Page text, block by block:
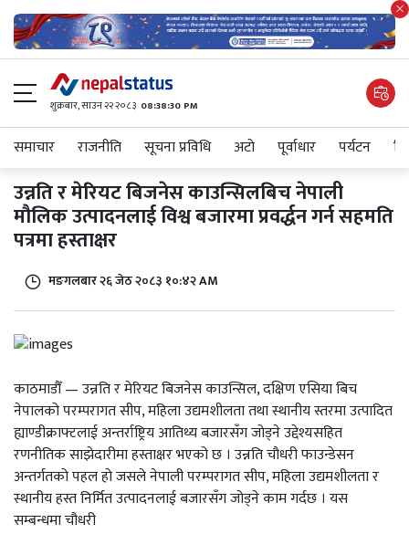
शुक्रबार​, साउन २२ २०८३ 08:38:30 PM
समाचार राजनीति सूचना प्रविधि अटाे पूर्वाधार पर्यटन
उन्नति र मेरियट बिजनेस काउन्सिलबिच नेपाली
मौलिक उत्पादनलाई विश्व बजारमा प्रवर्द्धन गर्न सहमति
पत्रमा हस्ताक्षर
मङगलबार २६ जेठ २०८३ १०:४२ AM
काठमाडौँ — उन्नति र मेरियट बिजनेस काउन्सिल, दक्षिण एसिया बिच
नेपालको परम्परागत सीप, महिला उद्यमशीलता तथा स्थानीय स्तरमा उत्पादित
ह्याण्डीक्राफ्टलाई अन्तर्राष्ट्रिय आतिथ्य बजारसँग जोड्ने उद्देश्यसहित
रणनीतिक साझेदारीमा हस्ताक्षर भएको छ । उन्नति चौधरी फाउन्डेसन
अन्तर्गतको पहल हो जसले नेपाली परम्परागत सीप, महिला उद्यमशीलता र
स्थानीय हस्त निर्मित उत्पादनलाई बजारसँग जोड्ने काम गर्दछ । यस
सम्बन्धमा चौधरी